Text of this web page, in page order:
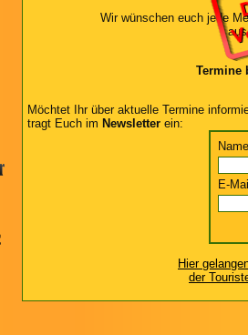
Wir wünschen euch jede
Termine
Möchtet Ihr über aktuelle Termine
tragt Euch im Newsletter ein:
E-
Hier
der